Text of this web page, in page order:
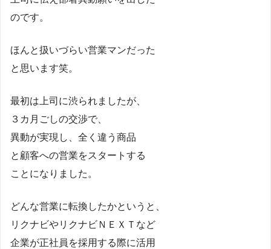
のです。
ほんと扱いづらい営業マンだった
と思います笑。
最初は上司に渋られましたが、
３カ月ごしの交渉で、
異動が実現し、全く違う商品
と顧客への営業をスタートする
ことになりました。
どんな営業に転換したかというと、
リクナビやリクナビＮＥＸＴなど
企業が正社員を採用する際に活用